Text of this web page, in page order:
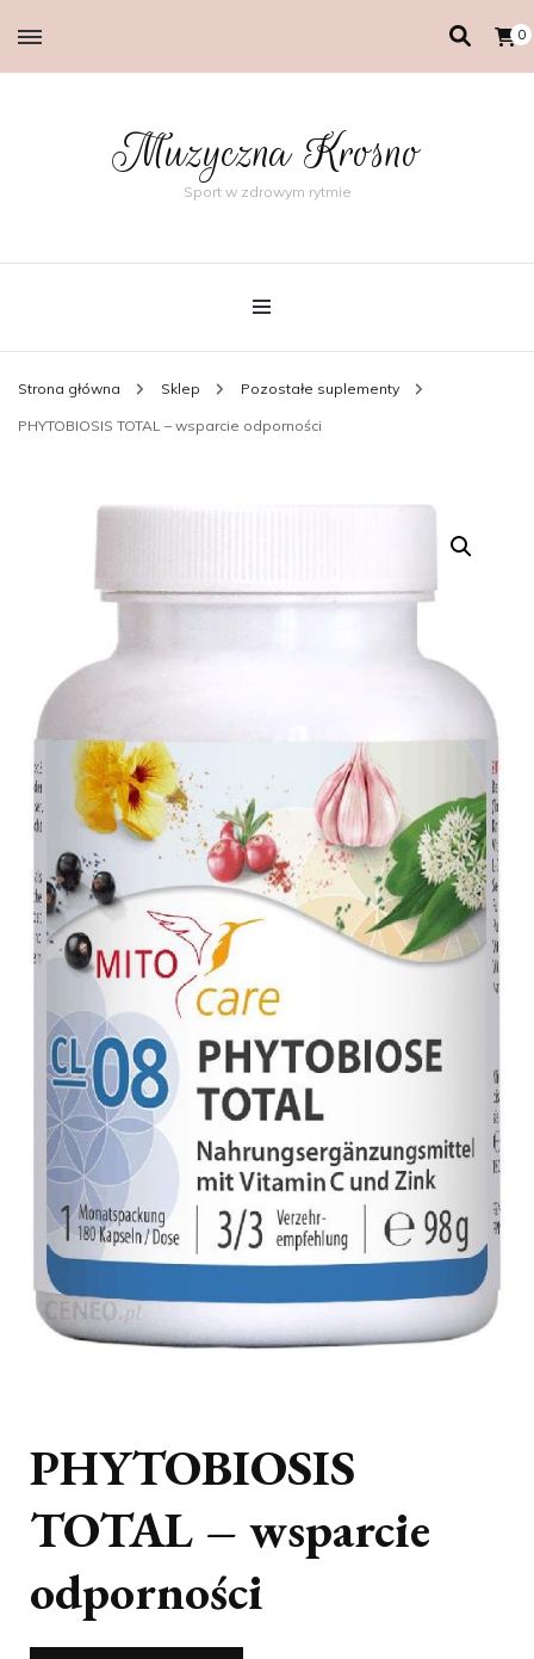
0
Muzyczna Krosno
Sport w zdrowym rytmie
Strona główna Sklep Pozostałe suplementy
PHYTOBIOSIS TOTAL – wsparcie odporności
PHYTOBIOSIS
TOTAL – wsparcie
odporności